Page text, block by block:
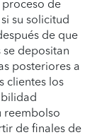
de
su solicitud
de que
se depositan
posteriores a
clientes los
reembolso
de finales de